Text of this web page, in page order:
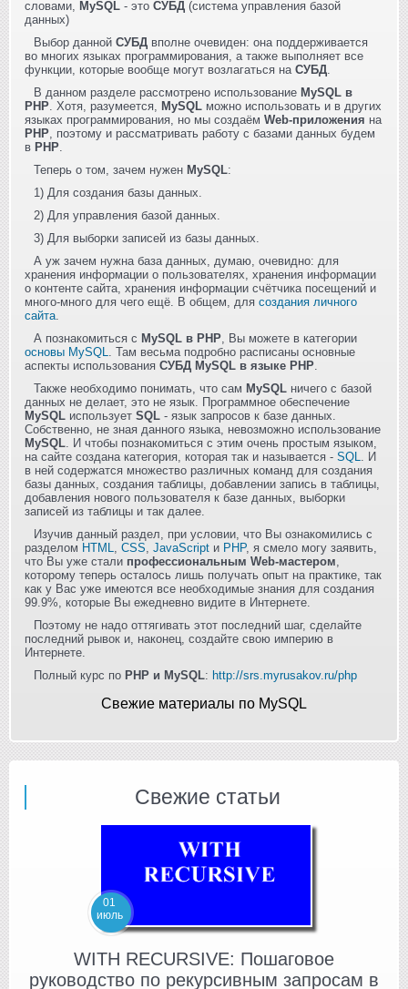
словами, MySQL - это СУБД (система управления базой
данных)
Выбор данной СУБД вполне очевиден: она поддерживается
во многих языках программирования, а также выполняет все
функции, которые вообще могут возлагаться на СУБД
В данном разделе рассмотрено использование MySQL в
PHP . Хотя, разумеется, MySQL можно использовать и в других
языках программирования, но мы создаём Web-приложения на
PHP , поэтому и рассматривать работу с базами данных будем
в PHP
Теперь о том, зачем нужен MySQL:
1) Для создания базы данных.
2) Для управления базой данных.
3) Для выборки записей из базы данных.
А уж зачем нужна база данных, думаю, очевидно: для
хранения информации о пользователях, хранения информации
о контенте сайта, хранения информации счётчика посещений и
много-много для чего ещё. В общем, для создания личного
сайта
А познакомиться с MySQL в PHP , Вы можете в категории
основы MySQL
. Там весьма подробно расписаны основные
аспекты использования СУБД MySQL в языке PHP
Также необходимо понимать, что сам MySQL ничего с базой
данных не делает, это не язык. Программное обеспечение
MySQL использует SQL - язык запросов к базе данных.
Собственно, не зная данного языка, невозможно использование
MySQL . И чтобы познакомиться с этим очень простым языком,
на сайте создана категория, которая так и называется - SQL
. И
в ней содержатся множество различных команд для создания
базы данных, создания таблицы, добавлении запись в таблицы,
добавления нового пользователя к базе данных, выборки
записей из таблицы и так далее.
Изучив данный раздел, при условии, что Вы ознакомились с
разделом HTML CSS JavaScript и PHP, я смело могу заявить,
что Вы уже стали профессиональным Web-мастером
которому теперь осталось лишь получать опыт на практике, так
как у Вас уже имеются все необходимые знания для создания
99.9%, которые Вы ежедневно видите в Интернете.
Поэтому не надо оттягивать этот последний шаг, сделайте
последний рывок и, наконец, создайте свою империю в
Интернете.
Полный курс по PHP и MySQL: http://srs.myrusakov.ru/php
Свежие материалы по MySQL
Свежие статьи
01
июль
WITH RECURSIVE: Пошаговое
руководство по рекурсивным запросам в